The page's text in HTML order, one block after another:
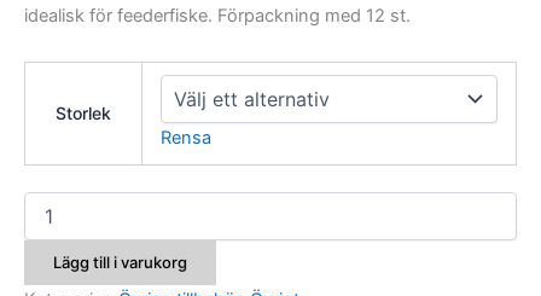
39 kr
idealisk för feederfiske. Förpackning med 12 st.
Storlek
Rensa
Colmic
Beteslås
Lägg till i varukorg